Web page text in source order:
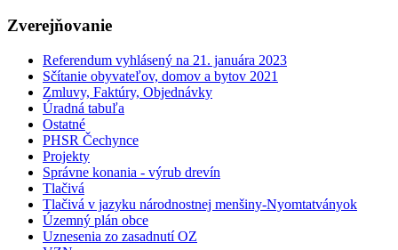
Zverejňovanie
Referendum vyhlásený na 21. januára 2023
Sčítanie obyvateľov, domov a bytov 2021
Zmluvy, Faktúry, Objednávky
Úradná tabuľa
Ostatné
PHSR Čechynce
Projekty
Správne konania - výrub drevín
Tlačivá
Tlačivá v jazyku národnostnej menšiny-Nyomtatványok
Územný plán obce
Uznesenia zo zasadnutí OZ